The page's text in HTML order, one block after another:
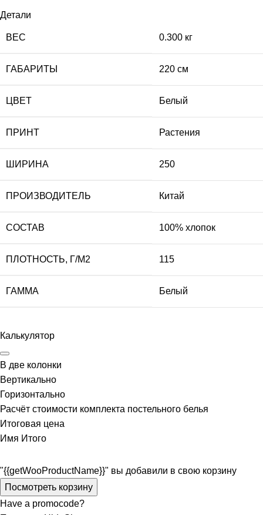
Детали
ВЕС 0.300 кг
ГАБАРИТЫ 220 см
ЦВЕТ Белый
ПРИНТ Растения
ШИРИНА 250
ПРОИЗВОДИТЕЛЬ Китай
СОСТАВ 100% хлопок
ПЛОТНОСТЬ, Г/М2 115
ГАММА Белый
Калькулятор
В две колонки
Вертикально
Горизонтально
Расчёт стоимости комплекта постельного белья
Итоговая цена
Имя Итого
"{{getWooProductName}}" вы добавили в свою корзину
Посмотреть корзину
Have a promocode?